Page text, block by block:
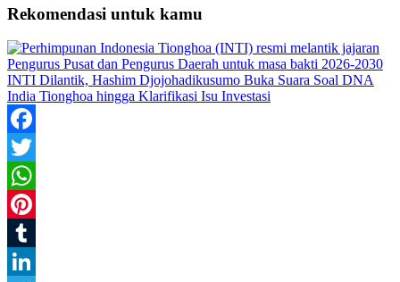
Rekomendasi untuk kamu
INTI Dilantik, Hashim Djojohadikusumo Buka Suara Soal DNA
India Tionghoa hingga Klarifikasi Isu Investasi
Facebook
Twitter
WhatsApp
Pinterest
Tumblr